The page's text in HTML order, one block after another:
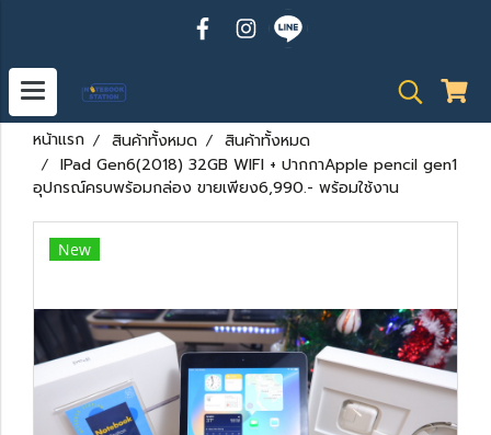
หน้าแรก สินค้าทั้งหมด
สินค้าทั้งหมด
IPad Gen6(2018) 32GB WIFI + ปากกาApple pencil gen1
อุปกรณ์ครบพร้อมกล่อง ขายเพียง6,990.- พร้อมใช้งาน
New